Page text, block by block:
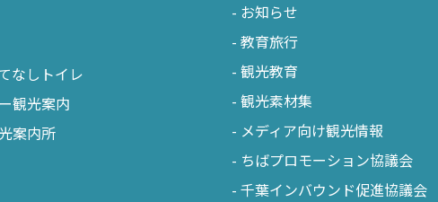
なしトイレ
観光案内
案内所
お知らせ
教育旅行
観光教育
観光素材集
メディア向け観光情報
ちばプロモーション協議会
千葉インバウンド促進協議会